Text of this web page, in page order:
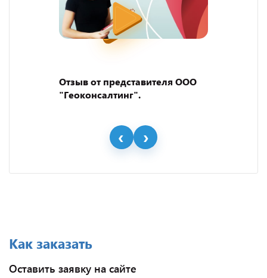
Отзыв от представителя ООО
"Геоконсалтинг".
Как заказать
Оставить заявку на сайте